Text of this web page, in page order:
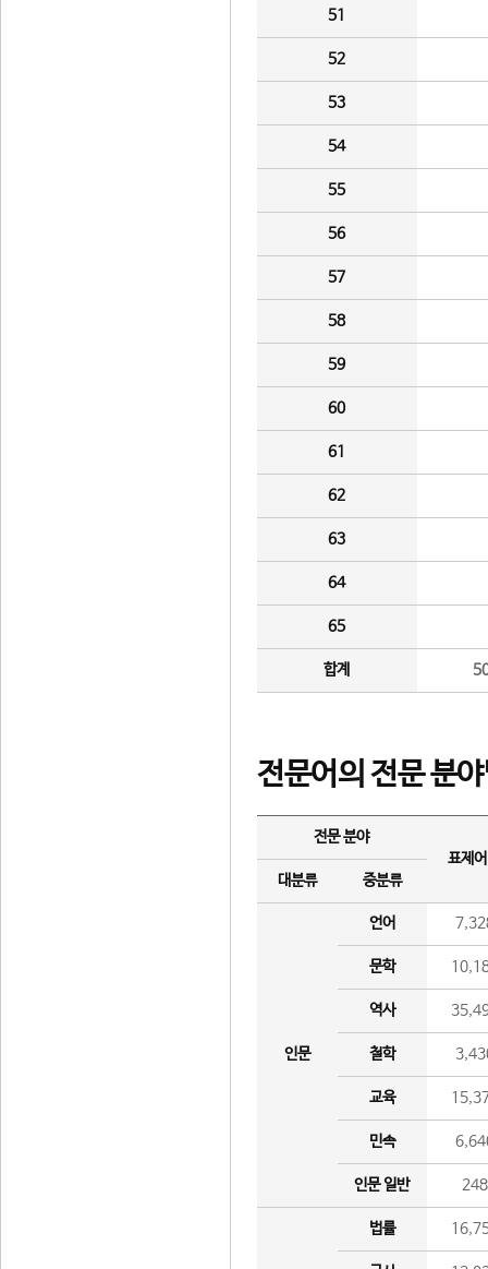
51
52
53
54
55
56
57
58
59
60
61
62
63
64
65
합계
전문어의 전문 분
전문 분야
표제
대분류
중분류
인문
언어
문학
역사
철학
교육
민속
인문 일반 248
법률